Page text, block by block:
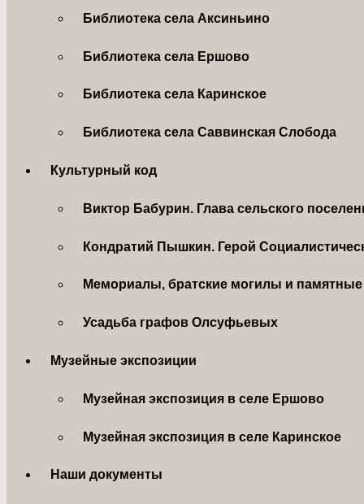
Библиотека села Аксиньино
Библиотека села Ершово
Библиотека села Каринское
Библиотека села Саввинская Слобода
Культурный код
Виктор Бабурин. Глава сельского
Кондратий Пышкин. Герой
Мемориалы, братские могилы и
Усадьба графов Олсуфьевых
Музейные экспозиции
Музейная экспозиция в селе Ершово
Музейная экспозиция в селе Каринское
Наши документы